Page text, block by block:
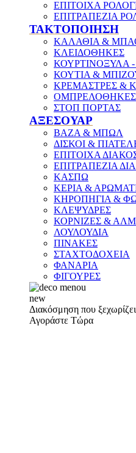
ΕΠΙΤΟΙΧΑ
ΕΠΙΤΡΑΠΕΖΙΑ
ΤΑΚΤΟΠΟΙΗΣΗ
ΚΑΛΑΘΙΑ &
ΚΛΕΙΔΟΘΗΚΕΣ
ΚΟΥΡΤΙΝΟΞΥΛΑ
ΚΟΥΤΙΑ &
ΚΡΕΜΑΣΤΡΕΣ &
ΟΜΠΡΕΛΟΘΗΚΕΣ
ΣΤΟΠ ΠΟΡΤΑΣ
ΑΞΕΣΟΥΑΡ
ΒΑΖΑ & ΜΠΩΛ
ΔΙΣΚΟΙ &
ΕΠΙΤΟΙΧΑ
ΕΠΙΤΡΑΠΕΖΙΑ
ΚΑΣΠΩ
ΚΕΡΙΑ &
ΚΗΡΟΠΗΓΙΑ &
ΚΛΕΨΥΔΡΕΣ
ΚΟΡΝΙΖΕΣ &
ΛΟΥΛΟΥΔΙΑ
ΠΙΝΑΚΕΣ
ΣΤΑΧΤΟΔΟΧΕΙΑ
ΦΑΝΑΡΙΑ
ΦΙΓΟΥΡΕΣ
new
Διακόσμηση που ξεχωρίζει
Αγοράστε Τώρα